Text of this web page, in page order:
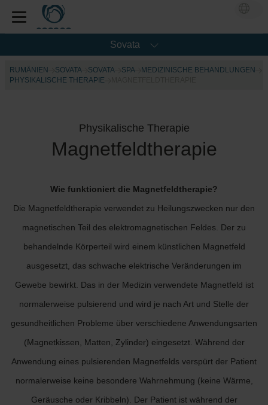
Sovata
RUMÄNIEN SOVATA SOVATA SPA
MEDIZINISCHE BEHANDLUNGEN
PHYSIKALISCHE THERAPIE
Physikalische Therapie
Magnetfeldtherapie
Wie funktioniert die Magnetfeldtherapie?
Die Magnetfeldtherapie verwendet zu Heilungszwecken nur den
magnetischen Teil des elektromagnetischen Feldes. Der zu
behandelnde Körperteil wird einem künstlichen Magnetfeld
ausgesetzt, das schwache elektrische Veränderungen im
Gewebe bewirkt. Das in der Medizin verwendete Magnetfeld ist
normalerweise pulsierend und wird je nach Art und Stelle der
gesundheitlichen Probleme über verschiedene Anwendungsarten
(Magnetkissen, Matten, Zylinder) eingesetzt. Während der
Anwendung eines pulsierenden Magnetfelds verspürt der Patient
normalerweise keine besondere Wahrnehmung (keine Wärme,
Geräusche oder Kribbeln). Der Patient ist während der